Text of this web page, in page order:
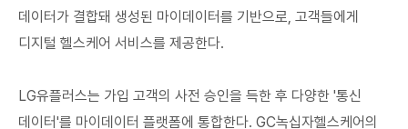
데이터가 결합돼 생성된 마이데이터를 기반으로, 고객들에게
디지털 헬스케어 서비스를 제공한다.
LG유플러스는 가입 고객의 사전 승인을 득한 후 다양한 '통신
데이터'를 마이데이터 플랫폼에 통합한다. GC녹십자헬스케어의